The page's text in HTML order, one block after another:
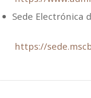
Sede Electrónica
https://